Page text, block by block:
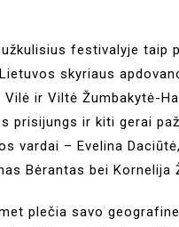
festivalyje taip
skyriaus
ir Viltė Žumbakytė-
prisijungs ir kiti gerai
vardai – Evelina
Bėrantas bei Kornelija
plečia savo